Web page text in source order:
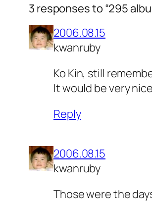
3 responses to “295
2006.08.15
kwanruby
Ko Kin, still
It would be very
Reply
2006.08.15
kwanruby
Those were the